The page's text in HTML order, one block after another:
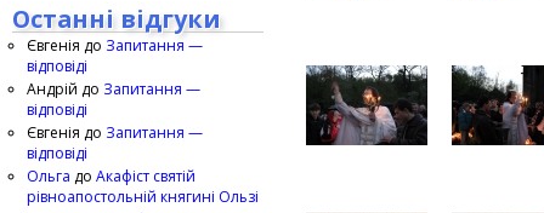
Останні відгуки
Євгенія до Запитання —
відповіді
Андрій до Запитання —
відповіді
Євгенія до Запитання —
відповіді
Ольга до Акафіст святій
рівноапостольній княгині Ользі